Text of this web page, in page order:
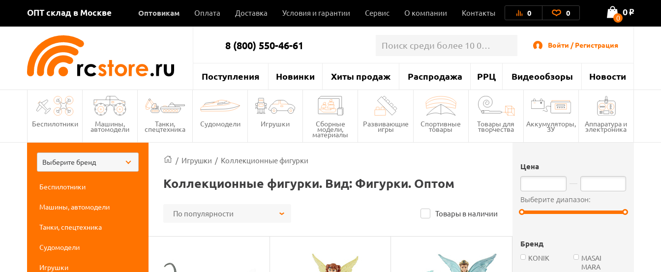
ОПТ склад в Москве Оптовикам Оплата Доставка Условия и гарантии Сервис О компании Контакты 0 0 0
0 o
8 (800) 550-46-61 Войти / Регистрация
Поступления Новинки Хиты продаж Распродажа РРЦ Видеообзоры Новости
Беспилотники Машины,
автомодели
Танки,
спецтехника
Судомодели Игрушки Сборные
модели,
материалы
Развивающие
игры
Спортивные
товары
Товары для
творчества
Аккумуляторы,
ЗУ
Аппаратура и
электроника
Выберите бренд
Беспилотники
Машины, автомодели
Танки, спецтехника
Судомодели
Игрушки
Цена
Выберите диапазон:
Бренд
KONIK
MASAI
MARA
/ Игрушки / Коллекционные фигурки
Коллекционные фигурки. Вид: Фигурки. Оптом
По популярности Товары в наличии